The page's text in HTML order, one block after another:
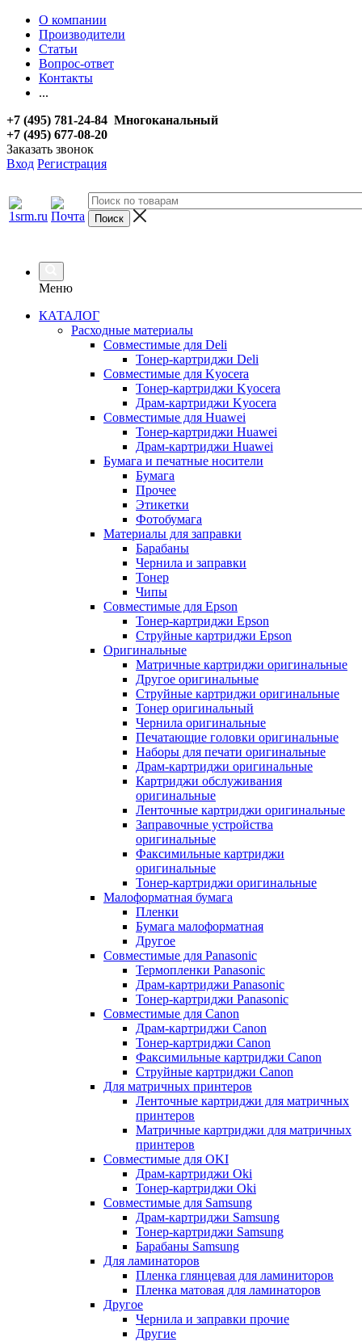
О компании
Производители
Статьи
Вопрос-ответ
Контакты
...
+7 (495) 781-24-84 Многоканальный
+7 (495) 677-08-20
Заказать звонок
Вход Регистрация
Меню
КАТАЛОГ
Расходные материалы
Совместимые для Deli
Тонер-картриджи Deli
Совместимые для Kyocera
Тонер-картриджи Kyocera
Драм-картриджи Kyocera
Совместимые для Huawei
Тонер-картриджи Huawei
Драм-картриджи Huawei
Бумага и печатные носители
Бумага
Прочее
Этикетки
Фотобумага
Материалы для заправки
Барабаны
Чернила и заправки
Тонер
Чипы
Совместимые для Epson
Тонер-картриджи Epson
Струйные картриджи Epson
Оригинальные
Матричные картриджи оригинальные
Другое оригинальные
Струйные картриджи оригинальные
Тонер оригинальный
Чернила оригинальные
Печатающие головки оригинальные
Наборы для печати оригинальные
Драм-картриджи оригинальные
Картриджи обслуживания
оригинальные
Ленточные картриджи оригинальные
Заправочные устройства
оригинальные
Факсимильные картриджи
оригинальные
Тонер-картриджи оригинальные
Малоформатная бумага
Пленки
Бумага малоформатная
Другое
Совместимые для Panasonic
Термопленки Panasonic
Драм-картриджи Panasonic
Тонер-картриджи Panasonic
Совместимые для Canon
Драм-картриджи Canon
Тонер-картриджи Canon
Факсимильные картриджи Canon
Струйные картриджи Canon
Для матричных принтеров
Ленточные картриджи для матричных
принтеров
Матричные картриджи для матричных
принтеров
Совместимые для OKI
Драм-картриджи Oki
Тонер-картриджи Oki
Совместимые для Samsung
Драм-картриджи Samsung
Тонер-картриджи Samsung
Барабаны Samsung
Для ламинаторов
Пленка глянцевая для ламиниторов
Пленка матовая для ламинаторов
Другое
Чернила и заправки прочие
Другие